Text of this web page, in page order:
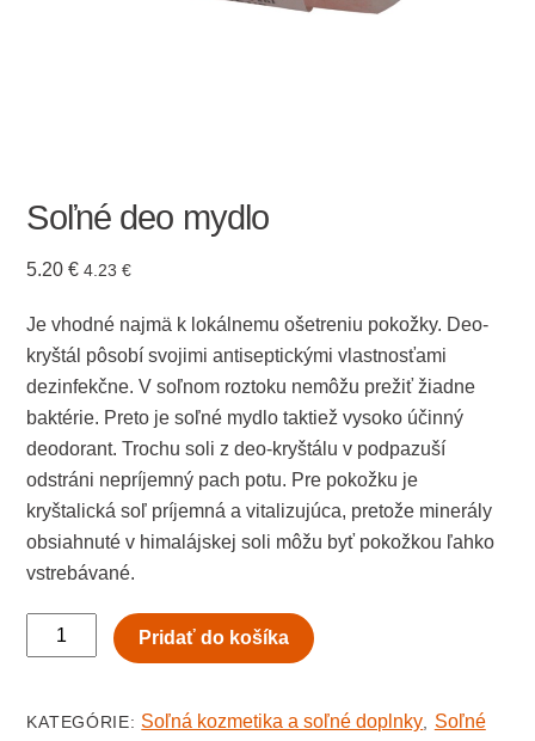
Soľné deo mydlo
5.20€ 4.23€
Je vhodné najmä k lokálnemu ošetreniu pokožky. Deo-
kryštál pôsobí svojimi antiseptickými vlastnosťami
dezinfekčne. V soľnom roztoku nemôžu prežiť žiadne
baktérie. Preto je soľné mydlo taktiež vysoko účinný
deodorant. Trochu soli z deo-kryštálu v podpazuší
odstráni nepríjemný pach potu. Pre pokožku je
kryštalická soľ príjemná a vitalizujúca, pretože minerály
obsiahnuté v himalájskej soli môžu byť pokožkou ľahko
vstrebávané.
množstvo
Soľné
mydlo
Pridať do košíka
KATEGÓRIE: Soľná kozmetika a soľné doplnky, Soľné